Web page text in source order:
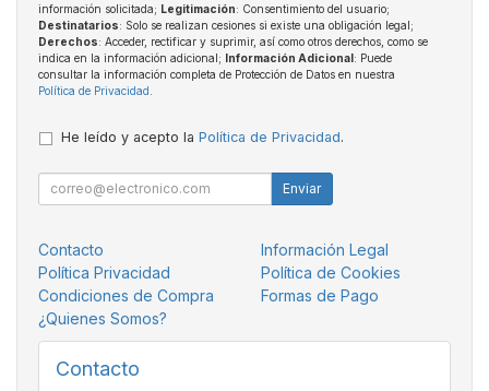
información solicitada; Legitimación: Consentimiento del usuario;
Destinatarios: Solo se realizan cesiones si existe una obligación legal;
Derechos: Acceder, rectificar y suprimir, así como otros derechos, como se
indica en la información adicional; Información Adicional: Puede
consultar la información completa de Protección de Datos en nuestra
Política de Privacidad
He leído y acepto la Política de Privacidad.
Enviar
Contacto
Información Legal
Política Privacidad
Política de Cookies
Condiciones de Compra
Formas de Pago
¿Quienes Somos?
Contacto